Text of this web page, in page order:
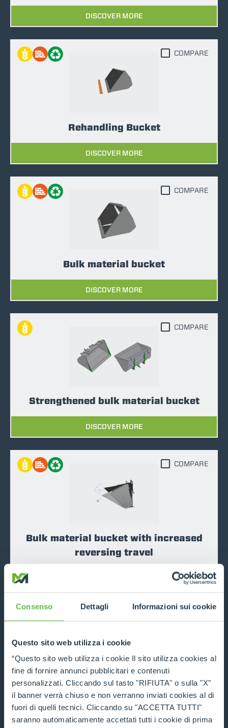
Consenso Dettagli Informazioni sui cookie
Questo sito web utilizza i cookie
“Questo sito web utilizza i cookie Il sito utilizza cookies al
fine di fornire annunci pubblicitari e contenuti
personalizzati. Cliccando sul tasto "RIFIUTA" o sulla "X"
il banner verrà chiuso e non verranno inviati cookies al di
fuori di quelli tecnici. Cliccando su "ACCETTA TUTTI"
saranno automaticamente accettati tutti i cookie di prima
DISCOVER MORE
Rehandling Bucket
DISCOVER MORE
COMPARE
Bulk material bucket
DISCOVER MORE
COMPARE
Strengthened bulk material bucket
DISCOVER MORE
COMPARE
Bulk material bucket with increased
reversing travel
COMPARE
Multipurpose Bucket (4x1)
DISCOVER MORE